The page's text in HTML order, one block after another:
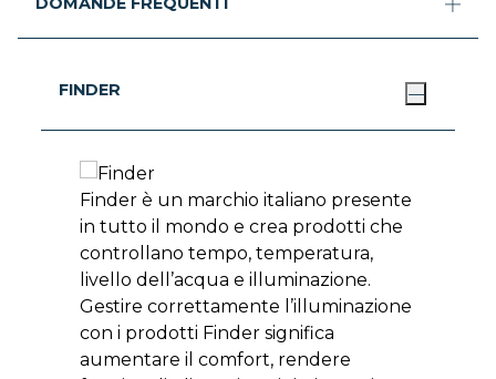
FINDER
Finder è un marchio italiano presente
in tutto il mondo e crea prodotti che
controllano tempo, temperatura,
livello dell’acqua e illuminazione.
Gestire correttamente l’illuminazione
con i prodotti Finder significa
aumentare il comfort, rendere